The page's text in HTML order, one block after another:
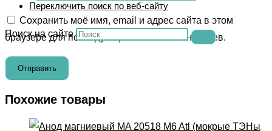
Переключить поиск по веб-сайту
Поиск на сайте
Сохранить моё имя, email и адрес сайта в этом
браузере для последующих моих комментариев.
Похожие товары